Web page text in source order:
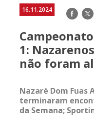
16.11.2024
1:
não foram
Nazaré Dom Fuas
terminaram
da Semana;